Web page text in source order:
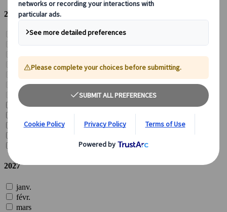
2026
janv.
févr.
mars
avr.
juin
juil.
août
oct.
2027
janv.
févr.
mars